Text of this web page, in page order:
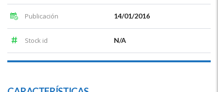
Publicación 14/01/2016
Stock id N/A